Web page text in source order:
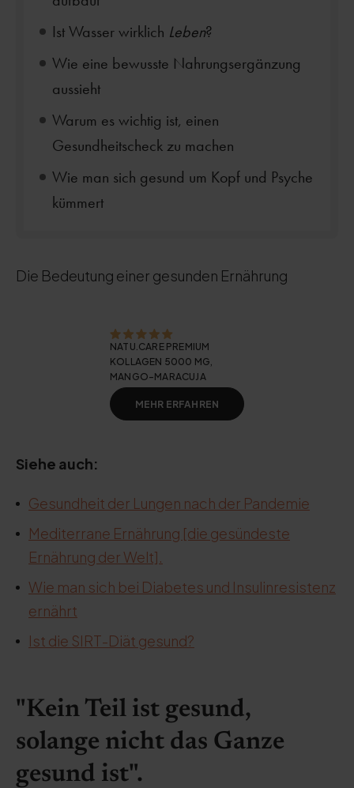
Ist Wasser wirklich Leben?
Wie eine bewusste Nahrungsergänzung
aussieht
Warum es wichtig ist, einen
Gesundheitscheck zu machen
Wie man sich gesund um Kopf und Psyche
kümmert
Die Bedeutung einer gesunden Ernährung
NATU.CARE PREMIUM
KOLLAGEN 5000 MG,
MANGO-MARACUJA
MEHR ERFAHREN
Siehe auch:
Gesundheit der Lungen nach der Pandemie
Mediterrane Ernährung [die gesündeste
Ernährung der Welt].
Wie man sich bei Diabetes und Insulinresistenz
ernährt
Ist die SIRT-Diät gesund?
"Kein Teil ist gesund,
solange nicht das Ganze
gesund ist".